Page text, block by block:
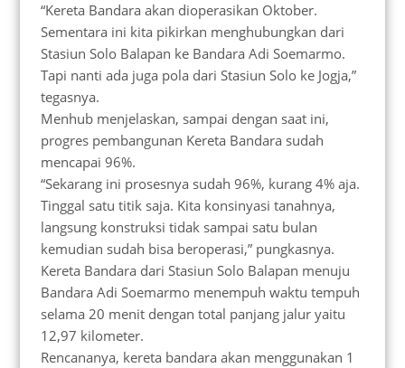
“Kereta Bandara akan dioperasikan Oktober.
Sementara ini kita pikirkan menghubungkan dari
Stasiun Solo Balapan ke Bandara Adi Soemarmo.
Tapi nanti ada juga pola dari Stasiun Solo ke Jogja,”
tegasnya.
Menhub menjelaskan, sampai dengan saat ini,
progres pembangunan Kereta Bandara sudah
mencapai 96%.
“Sekarang ini prosesnya sudah 96%, kurang 4% aja.
Tinggal satu titik saja. Kita konsinyasi tanahnya,
langsung konstruksi tidak sampai satu bulan
kemudian sudah bisa beroperasi,” pungkasnya.
Kereta Bandara dari Stasiun Solo Balapan menuju
Bandara Adi Soemarmo menempuh waktu tempuh
selama 20 menit dengan total panjang jalur yaitu
12,97 kilometer.
Rencananya, kereta bandara akan menggunakan 1